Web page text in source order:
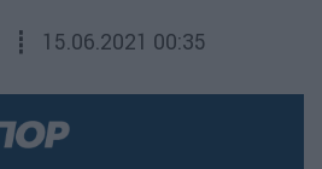
┋ 15.06.2021 00:35